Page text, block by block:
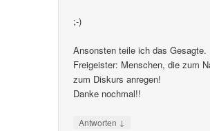
;-)
Ansonsten teile ich das Gesagte.
Freigeister: Menschen, die zum
zum Diskurs anregen!
Danke nochmal!!
Antworten ↓